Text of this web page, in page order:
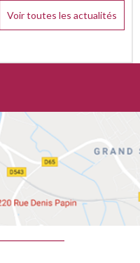
Voir toutes les actualités